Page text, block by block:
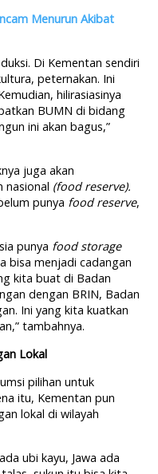
Menurun Akibat
Di Kementan sendiri
peternakan. Ini
hilirasiasinya
BUMN di bidang
ini akan bagus,”
juga akan
nasional (food reserve).
punya food reserve,
punya food storage
bisa menjadi cadangan
kita buat di Badan
dengan BRIN, Badan
Ini yang kita kuatkan
tambahnya.
Lokal
pilihan untuk
itu, Kementan pun
lokal di wilayah
ubi kayu, Jawa ada